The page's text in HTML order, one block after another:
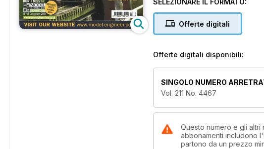
SELEZIONARE IL FORMATO:
Offerte digitali
Offerte digitali disponibili:
SINGOLO NUMERO
Vol. 211 No. 4467
Questo numero e gli altri
abbonamenti includono
partono da un prezzo